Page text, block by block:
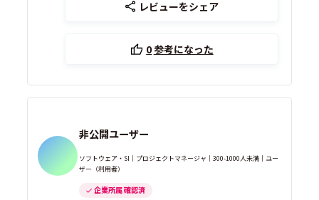
レビューをシェア
0参考になった
非公開ユーザー
ソフトウェア・SI｜プロジェクトマネージャ｜300-1000人未満｜ユー
ザー（利用者）
企業所属 確認済